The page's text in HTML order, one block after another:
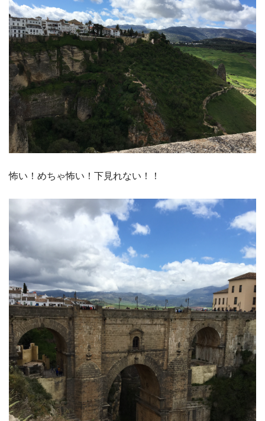
怖い！めちゃ怖い！下見れない！！